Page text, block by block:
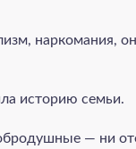
наркомания,
историю семьи.
— ни